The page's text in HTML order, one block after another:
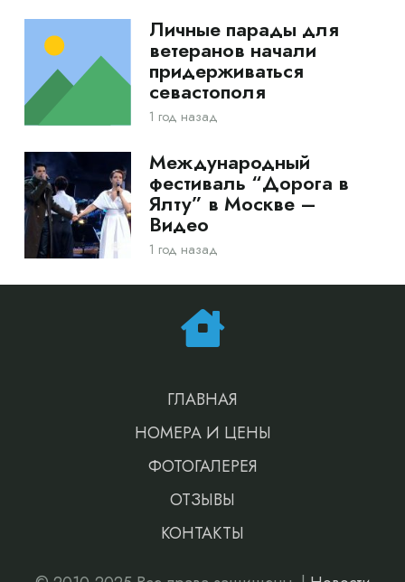
Личные парады для
ветеранов начали
придерживаться
севастополя
1 год назад
Международный
фестиваль “Дорога в
Ялту” в Москве –
Видео
1 год назад
ГЛАВНАЯ
НОМЕРА И ЦЕНЫ
ФОТОГАЛЕРЕЯ
ОТЗЫВЫ
КОНТАКТЫ